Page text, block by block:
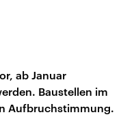
ab Januar
Baustellen im
Aufbruchstimmung.